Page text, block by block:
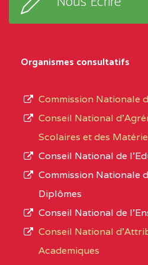
:4740
CENTRE
DE
CENTRE
type
L’offre
d’éducation
de
Organismes consultatifs
Commission Nationale
Conseil National
Scolaires et des
Conseil National de
Commission Nationale
Diplômes
Conseil National de
Conseil National
Academiques